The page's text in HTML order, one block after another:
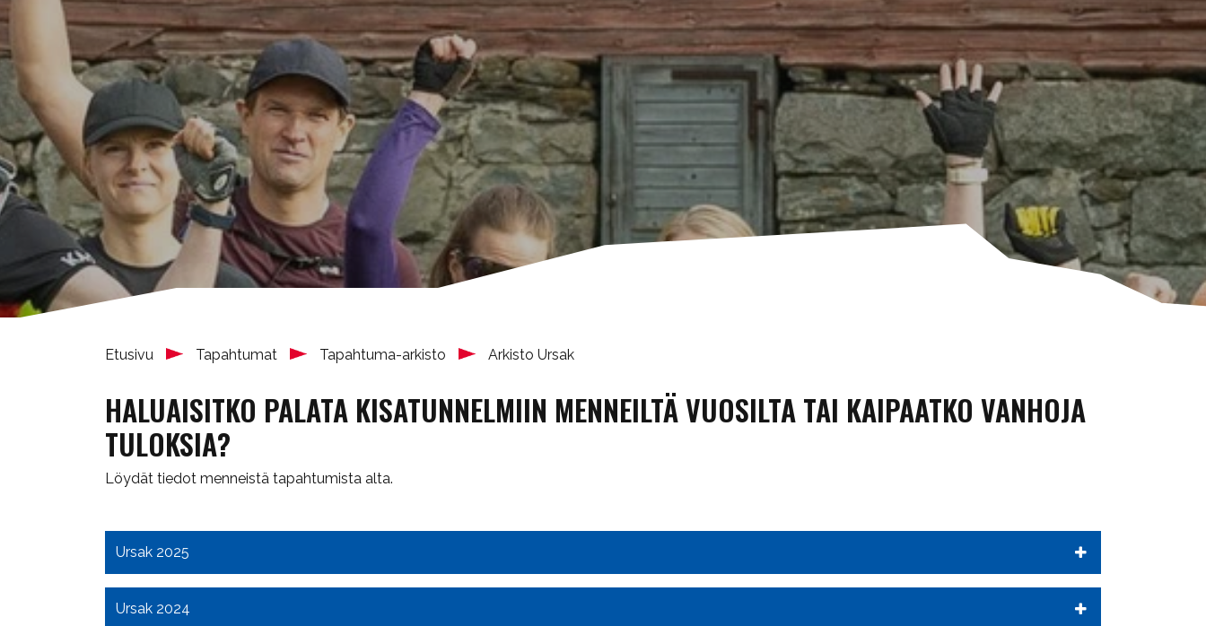
Etusivu Tapahtumat Tapahtuma-arkisto Arkisto Ursak
HALUAISITKO PALATA KISATUNNELMIIN MENNEILTÄ VUOSILTA TAI KAIPAATKO VANHOJA
TULOKSIA?
Löydät tiedot menneistä tapahtumista alta.
Ursak 2025
Ursak 2024